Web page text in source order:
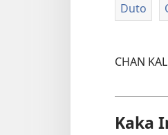
Duto
CHAN
Kaka